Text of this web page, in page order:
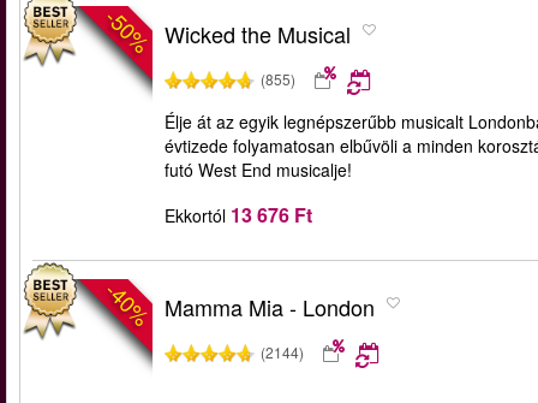
-50% Wicked the Musical
(855)
Élje át az egyik legnépszerűbb musicalt
évtizede folyamatosan elbűvöli a minden
futó West End musicalje!
Ekkortól 13 676 Ft
-40% Mamma Mia - London
(2144)